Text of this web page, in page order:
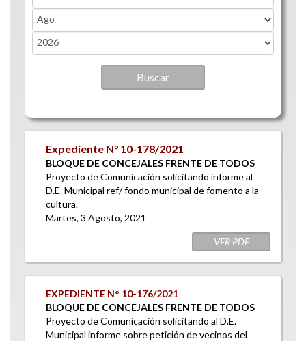
Month
Year
Expediente N° 10-178/2021
BLOQUE DE CONCEJALES FRENTE DE TODOS
Proyecto de Comunicación solicitando informe al
D.E. Municipal ref/ fondo municipal de fomento a la
cultura.
Martes, 3 Agosto, 2021
VER PDF
EXPEDIENTE N° 10-176/2021
BLOQUE DE CONCEJALES FRENTE DE TODOS
Proyecto de Comunicación solicitando al D.E.
Municipal informe sobre petición de vecinos del